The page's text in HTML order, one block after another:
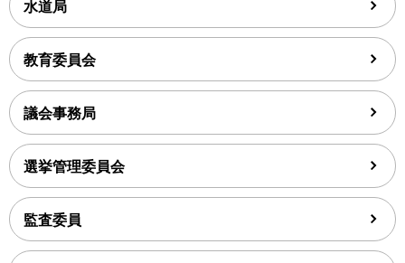
水道局
教育委員会
議会事務局
選挙管理委員会
監査委員